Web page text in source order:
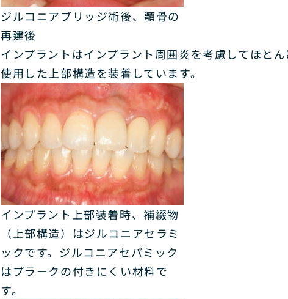
ジルコニアブリッジ術後、顎骨の
再建後
インプラントはインプラント周囲炎を考慮してほと
使用した上部構造を装着しています。
インプラント上部装着時、補綴物
（上部構造）はジルコニアセラミ
ックです。ジルコニアセパミック
はプラークの付きにくい材料で
す。